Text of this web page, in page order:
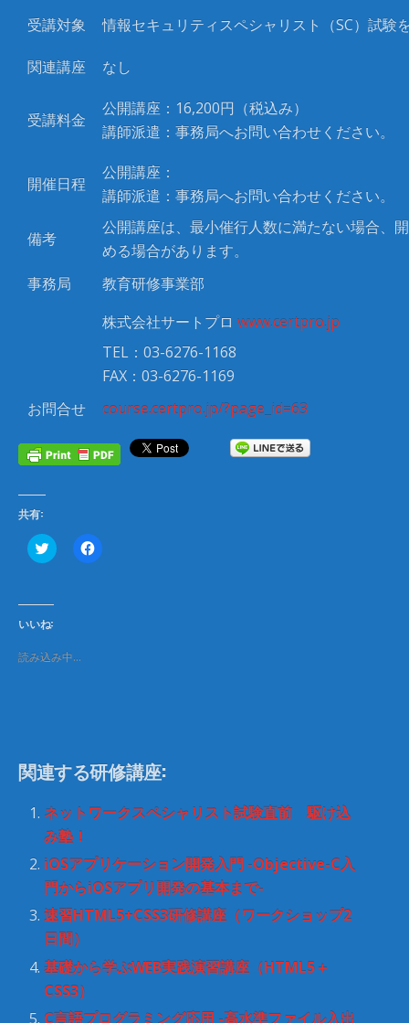
受講対象
情報セキュリティスペシャリスト（SC）試験
関連講座 なし
受講料金
公開講座：16,200円（税込み）
講師派遣：事務局へお問い合わせください。
開催日程
公開講座：
講師派遣：事務局へお問い合わせください。
備考
公開講座は、最小催行人数に満たない場合、
める場合があります。
事務局
教育研修事業部
株式会社サートプロ www.certpro.jp
TEL：03-6276-1168
FAX：03-6276-1169
お問合せ
course.certpro.jp/?page_id=63
共有:
ク
リ
て
T
w
t
t
い
ウ
ン
ド
ウ
で
開
き
ま
す
F
a
ク
し
て
だ
さ
新
し
い
ウ
ン
ド
開
き
)
いいね:
読み込み中…
関連する研修講座:
ネットワークスペシャリスト試験直前 駆け込
み塾！
iOSアプリケーション開発入門 -Objective-C入
門からiOSアプリ開発の基本まで-
速習HTML5+CSS3研修講座（ワークショップ2
日間）
基礎から学ぶWEB実践演習講座（HTML5＋
CSS3）
C言語プログラミング応用 -高水準ファイル入出